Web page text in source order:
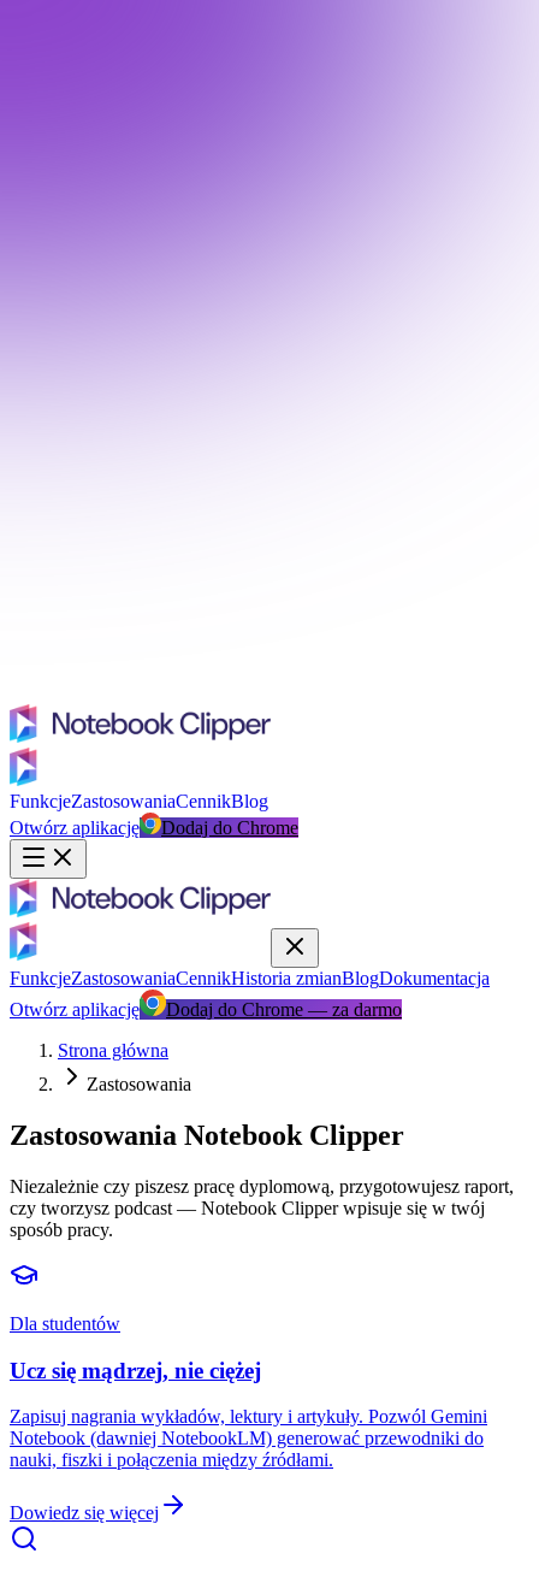
FunkcjeZastosowaniaCennikBlog
Otwórz aplikację
Dodaj do Chrome
FunkcjeZastosowaniaCennikHistoria zmianBlogDokumentacja
Otwórz aplikację
Dodaj do Chrome — za darmo
Strona główna
Zastosowania
Zastosowania Notebook Clipper
Niezależnie czy piszesz pracę dyplomową, przygotowujesz raport,
czy tworzysz podcast — Notebook Clipper wpisuje się w twój
sposób pracy.
Dla studentów
Ucz się mądrzej, nie ciężej
Zapisuj nagrania wykładów, lektury i artykuły. Pozwól Gemini
Notebook (dawniej NotebookLM) generować przewodniki do
nauki, fiszki i połączenia między źródłami.
Dowiedz się więcej